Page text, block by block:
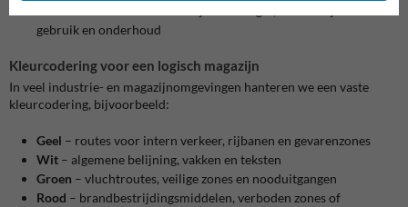
gebruik en onderhoud
Kleurcodering voor een logisch magazijn
In veel industrie- en magazijnomgevingen hanteren we een vaste
kleurcodering, bijvoorbeeld:
Geel – routes voor intern verkeer, rijbanen en gevarenzones
Wit – algemene belijning, vakken en teksten
Groen – vluchtroutes, veilige zones en nooduitgangen
Rood – brandbestrijdingsmiddelen, verboden zones of